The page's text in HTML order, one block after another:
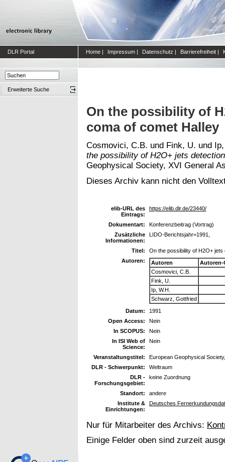
DLR Portal Home | Impressum | Datenschutz | Barrierefreiheit |
Erweiterte Suche
On the possibility of
coma of comet Halley
Cosmovici, C.B. und Fink, U. und
the possibility of H2O+ jets
Geophysical Society, XVI General
Dieses Archiv kann nicht den
elib-URL des
Eintrags:
https://elib.dlr.de/23440/
Dokumentart:
Konferenzbeitrag (Vortrag)
Zusätzliche
Informationen:
LIDO-Berichtsjahr=1991,
Titel:
On the possibility of H2O+
Autoren:
Autoren
Autoren-
Cosmovici, C.B.
Fink, U.
Ip, W.H.
Schwarz, Gottfried
Datum:
1991
Open Access:
Nein
In SCOPUS:
Nein
In ISI Web of
Science:
Nein
Veranstaltungstitel:
European Geophysical
DLR - Schwerpunkt:
Weltraum
DLR -
Forschungsgebiet:
keine Zuordnung
Standort:
andere
Institute &
Einrichtungen:
Deutsches
Nur für Mitarbeiter des Archivs:
Einige Felder oben sind zurzeit